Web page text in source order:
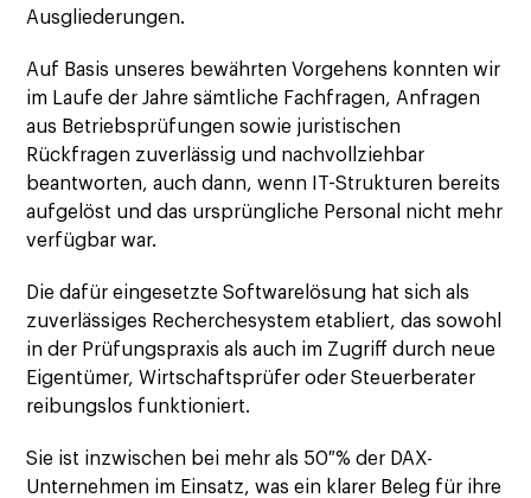
Ausgliederungen.
Auf Basis unseres bewährten Vorgehens konnten wir
im Laufe der Jahre sämtliche Fachfragen, Anfragen
aus Betriebsprüfungen sowie juristischen
Rückfragen zuverlässig und nachvollziehbar
beantworten, auch dann, wenn IT-Strukturen bereits
aufgelöst und das ursprüngliche Personal nicht mehr
verfügbar war.
Die dafür eingesetzte Softwarelösung hat sich als
zuverlässiges Recherchesystem etabliert, das sowohl
in der Prüfungspraxis als auch im Zugriff durch neue
Eigentümer, Wirtschaftsprüfer oder Steuerberater
reibungslos funktioniert.
Sie ist inzwischen bei mehr als 50 % der DAX-
Unternehmen im Einsatz, was ein klarer Beleg für ihre